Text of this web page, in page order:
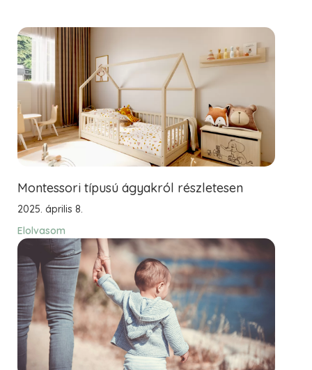
Montessori típusú ágyakról részletesen
2025. április 8.
Elolvasom